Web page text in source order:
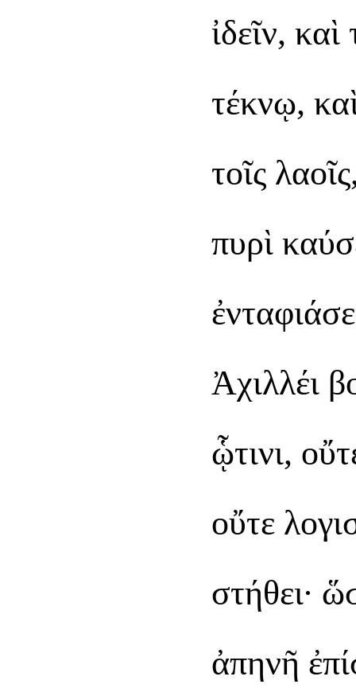
ἰδεῖν,
τέκνῳ,
τοῖς
πυρὶ
Ἀχιλλέι
ᾧτινι,
οὔτε
στήθει·
ἀπηνῆ